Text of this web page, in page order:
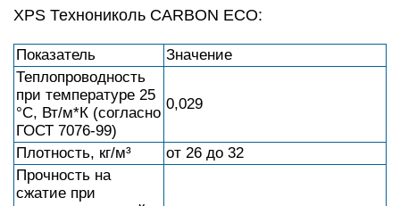
XPS Технониколь CARBON ECO:
Показатель
Значение
Теплопроводность
при температуре 25
°С, Вт/м*К (согласно
ГОСТ 7076-99)
0,029
Плотность, кг/м³
от 26 до 32
Прочность на
сжатие при